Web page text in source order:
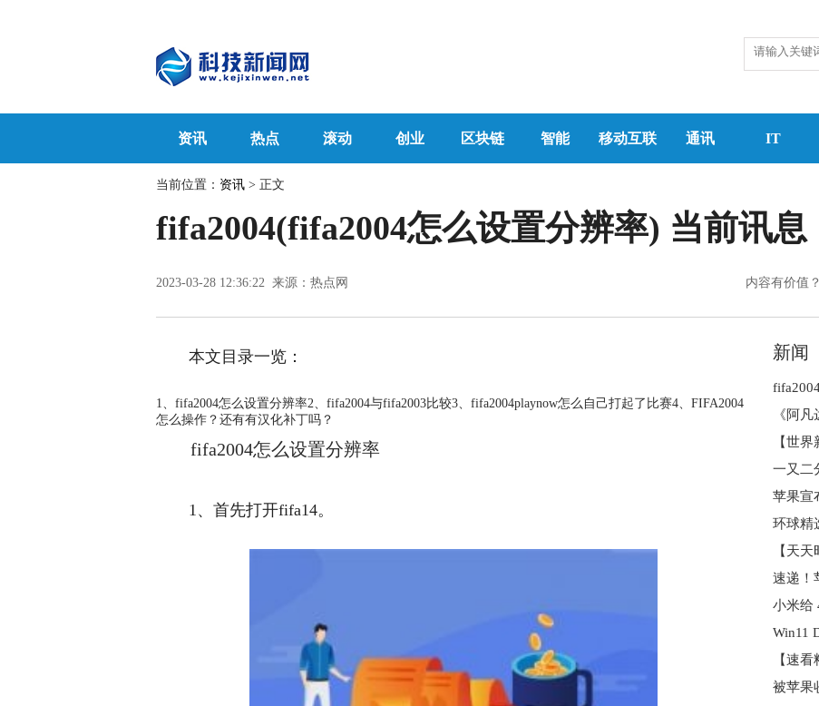
资讯 热点 滚动 创业 区块链 智能 移动互联 通讯 IT
当前位置： 资讯 > 正文
fifa2004(fifa2004怎么设置分辨率) 当前讯息
2023-03-28 12:36:22 来源：热点网 内容有价值
本文目录一览：
1、fifa2004怎么设置分辨率2、fifa2004与fifa2003比较3、fifa2004playnow怎么自己打起了比赛4、FIFA2004
怎么操作？还有有汉化补丁吗？
fifa2004怎么设置分辨率
1、首先打开fifa14。
新闻
【天
小米给